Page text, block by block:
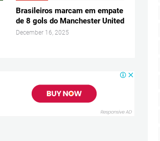
Brasileiros marcam em empate
de 8 gols do Manchester United
December 16, 2025